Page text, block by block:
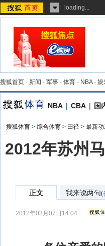
loading...
搜狐首页 - 新闻 - 军事 - 体育 - NBA- 娱
NBA | CBA | 国
搜狐体育 > 综合体育 > 田径 > 最新
2012年苏州
正文 我来说两句(
2012年03月07日14:04